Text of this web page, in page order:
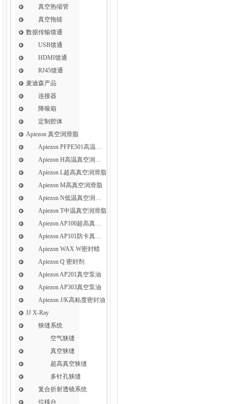
真空热缩管
真空拖链
数据传输馈通
USB馈通
HDMI馈通
RJ45馈通
麦迪森产品
连接器
降噪箱
定制腔体
Apiezon 真空润滑脂
Apiezon L超高真空润滑脂
Apiezon M高真空润滑脂
Apiezon T中温真空润滑脂
Apiezon AP100超高真空润滑脂
Apiezon AP101防卡真空润滑脂
Apiezon WAX W密封蜡
Apiezon Q 密封剂
Apiezon AP201真空泵油
Apiezon AP303真空泵油
Apiezon J/K高粘度密封油
JJ X-Ray
狭缝系统
空气狭缝
真空狭缝
超高真空狭缝
多针孔狭缝
复合折射透镜系统
位移台